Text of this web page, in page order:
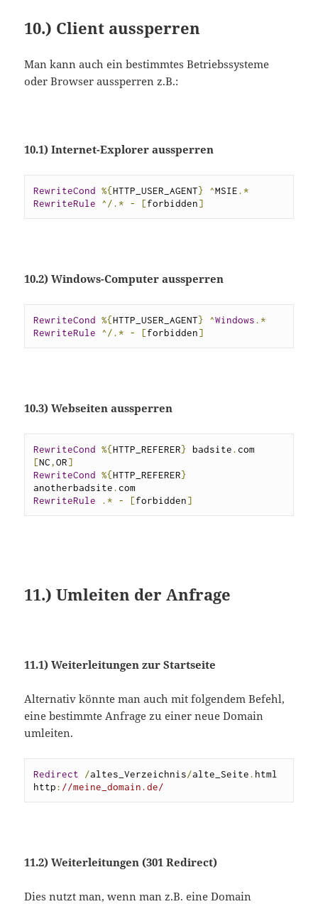
10.) Client aussperren
Man kann auch ein bestimmtes Betriebssysteme
oder Browser aussperren z.B.:
10.1) Internet-Explorer aussperren
RewriteCond %{HTTP_USER_AGENT} ^MSIE .*
RewriteRule
^/.* - [forbidden]
10.2) Windows-Computer aussperren
RewriteCond %{HTTP_USER_AGENT} ^Windows .*
RewriteRule
^/.* - [forbidden]
10.3) Webseiten aussperren
RewriteCond %{HTTP_REFERER} badsite .
[NC,OR]
RewriteCond %{HTTP_REFERER}
anotherbadsite .
RewriteRule
.* - [forbidden]
11.) Umleiten der Anfrage
11.1) Weiterleitungen zur Startseite
Alternativ könnte man auch mit folgendem Befehl,
eine bestimmte Anfrage zu einer neue Domain
umleiten.
Redirect /altes_Verzeichnis/alte_Seite . html
http: //meine_domain.de/
11.2) Weiterleitungen (301 Redirect)
Dies nutzt man, wenn man z.B. eine Domain